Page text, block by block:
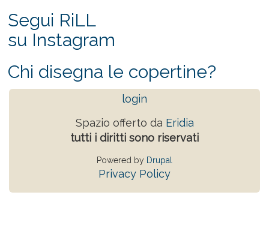
Segui RiLL
su Instagram
Chi disegna le copertine?
login
Spazio offerto da Eridia
tutti i diritti sono riservati
Powered by Drupal
Privacy Policy